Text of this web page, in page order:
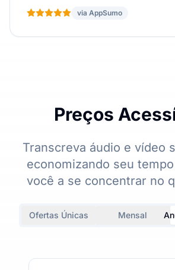
via AppSumo
Preços
Transcreva áudio e vídeo
economizando seu
você a se concentrar no
Ofertas Únicas Mensal